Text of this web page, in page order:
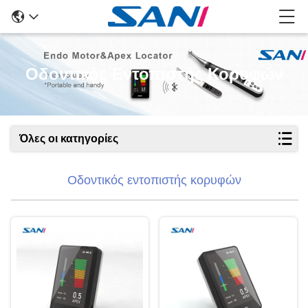
Οδοντικός Εντοπιστής Κορυφών
Όλες οι κατηγορίες
Οδοντικός εντοπιστής κορυφών